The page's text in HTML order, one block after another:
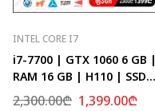
INTEL CORE I7
i7-7700 | GTX 1060 6 GB |
RAM 16 GB | H110 | SSD
512 GB
2,300.00₾ 1,399.00₾